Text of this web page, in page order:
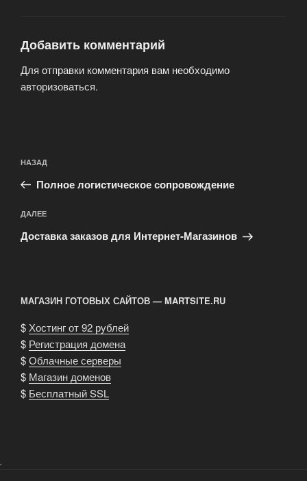
Добавить комментарий
Для отправки комментария вам необходимо
авторизоваться.
по
записям
Предыдущая
запись:
НАЗАД
Полное логистическое сопровождение
Следующая
запись
ДАЛЕЕ
Доставка заказов для Интернет-Магазинов
МАГАЗИН ГОТОВЫХ САЙТОВ — MARTSITE.RU
$ Хостинг от 92 рублей
$ Регистрация домена
$Облачные серверы
$ Магазин доменов
$ Бесплатный SSL
.